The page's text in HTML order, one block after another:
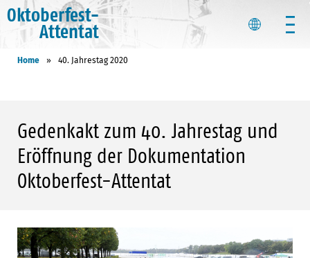
Oktoberfest-
Attentat
Home » 40. Jahrestag 2020
Gedenkakt zum 40. Jahrestag und
Eröffnung der Dokumentation
Oktoberfest-Attentat